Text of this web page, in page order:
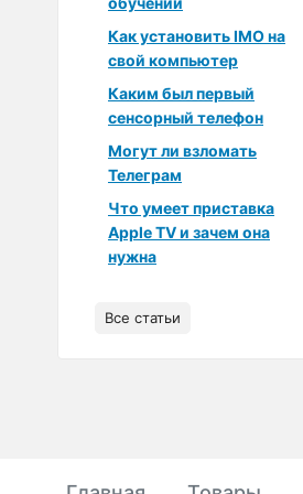
Как установить IMO на
свой компьютер
Каким был первый
сенсорный телефон
Могут ли взломать
Телеграм
Что умеет приставка
Apple TV и зачем она
нужна
Все статьи